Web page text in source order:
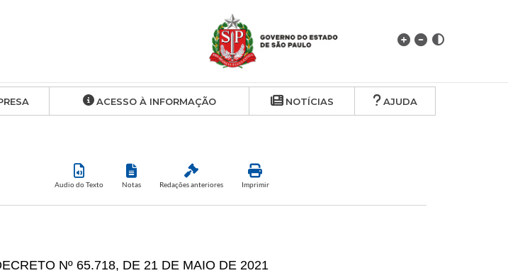
ACESSO À INFORMAÇÃO NOTÍCIAS AJUDA
Audio do Texto Notas Redações anteriores Imprimir
Nº 65.718, DE 21 DE MAIO DE 2021